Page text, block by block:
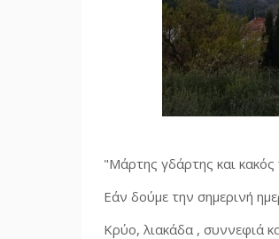
"Μάρτης γδάρτης και κακός
Εάν δούμε την σημερινή
Κρύο, λιακάδα , συννεφιά